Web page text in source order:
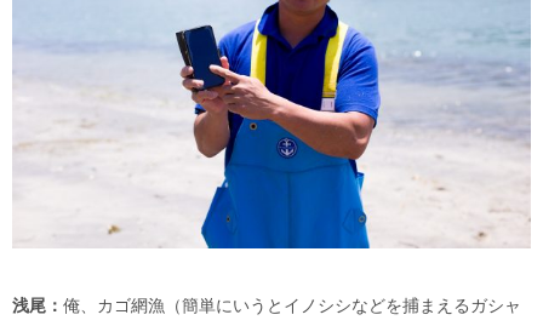
浅尾： 俺、カゴ網漁（簡単にいうとイノシシなどを捕まえるガシャ